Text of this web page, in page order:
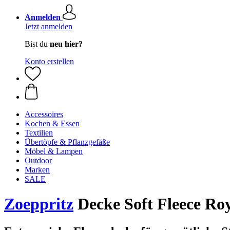
Anmelden
Jetzt anmelden
Bist du neu hier?
Konto erstellen
Accessoires
Kochen & Essen
Textilien
Übertöpfe & Pflanzgefäße
Möbel & Lampen
Outdoor
Marken
SALE
Zoeppritz Decke Soft Fleece